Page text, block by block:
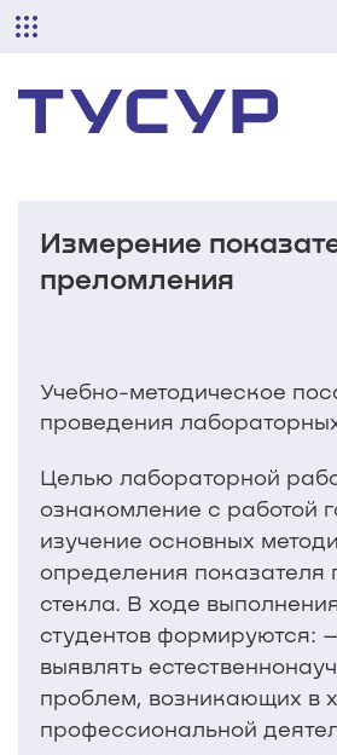
Измерение
преломления
Учебно-методическое
проведения
Целью лабораторной
ознакомление с работой
изучение основных
определения показателя
стекла. В ходе
студентов формируются:
выявлять
проблем, возникающих в
профессиональной